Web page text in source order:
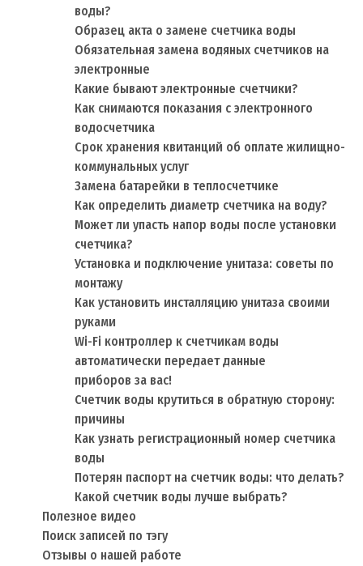
воды?
Образец акта о замене счетчика воды
Обязательная замена водяных счетчиков на
электронные
Какие бывают электронные счетчики?
Как снимаются показания с электронного
водосчетчика
Срок хранения квитанций об оплате жилищно-
коммунальных услуг
Замена батарейки в теплосчетчике
Как определить диаметр счетчика на воду?
Может ли упасть напор воды после установки
счетчика?
Установка и подключение унитаза: советы по
монтажу
Как установить инсталляцию унитаза своими
руками
Wi-Fi контроллер к счетчикам воды
автоматически передает данные
приборов за вас!
Счетчик воды крутиться в обратную сторону:
причины
Как узнать регистрационный номер счетчика
воды
Потерян паспорт на счетчик воды: что делать?
Какой счетчик воды лучше выбрать?
Полезное видео
Поиск записей по тэгу
Отзывы о нашей работе